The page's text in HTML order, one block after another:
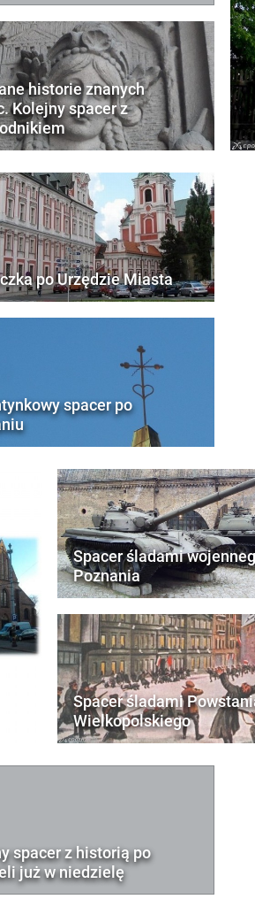
historie znanych
Kolejny spacer z
po Urzędzie Miasta
spacer po
Spacer śladami
Poznania
Spacer śladami
Wielkopolskiego
spacer z historią po
już w niedzielę